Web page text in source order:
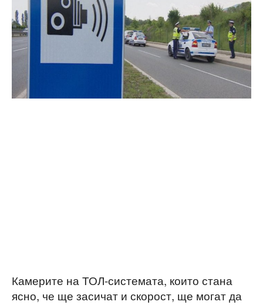
Камерите на ТОЛ-системата, които стана
ясно, че ще засичат и скорост, ще могат да